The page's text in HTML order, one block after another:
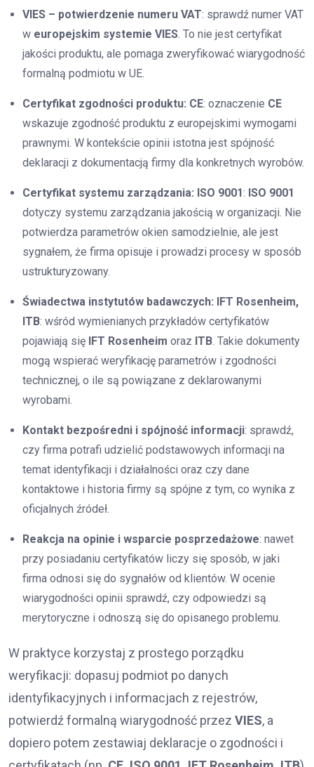
VIES – potwierdzenie numeru VAT: sprawdź numer VAT
w europejskim systemie VIES. To nie jest certyfikat
jakości produktu, ale pomaga zweryfikować wiarygodność
formalną podmiotu w UE.
Certyfikat zgodności produktu: CE: oznaczenie CE
wskazuje zgodność produktu z europejskimi wymogami
prawnymi. W kontekście opinii istotna jest spójność
deklaracji z dokumentacją firmy dla konkretnych wyrobów.
Certyfikat systemu zarządzania: ISO 9001: ISO 9001
dotyczy systemu zarządzania jakością w organizacji. Nie
potwierdza parametrów okien samodzielnie, ale jest
sygnałem, że firma opisuje i prowadzi procesy w sposób
ustrukturyzowany.
Świadectwa instytutów badawczych: IFT Rosenheim,
ITB: wśród wymienianych przykładów certyfikatów
pojawiają się IFT Rosenheim oraz ITB. Takie dokumenty
mogą wspierać weryfikację parametrów i zgodności
technicznej, o ile są powiązane z deklarowanymi
wyrobami.
Kontakt bezpośredni i spójność informacji: sprawdź,
czy firma potrafi udzielić podstawowych informacji na
temat identyfikacji i działalności oraz czy dane
kontaktowe i historia firmy są spójne z tym, co wynika z
oficjalnych źródeł.
Reakcja na opinie i wsparcie posprzedażowe: nawet
przy posiadaniu certyfikatów liczy się sposób, w jaki
firma odnosi się do sygnałów od klientów. W ocenie
wiarygodności opinii sprawdź, czy odpowiedzi są
merytoryczne i odnoszą się do opisanego problemu.
W praktyce korzystaj z prostego porządku
weryfikacji: dopasuj podmiot po danych
identyfikacyjnych i informacjach z rejestrów,
potwierdź formalną wiarygodność przez VIES, a
dopiero potem zestawiaj deklaracje o zgodności i